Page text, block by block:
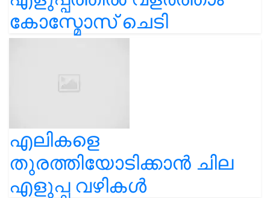
കോസ്മോസ് ചെടി
എലികളെ
തുരത്തിയോടിക്കാൻ ചില
എളുപ്പ വഴികൾ